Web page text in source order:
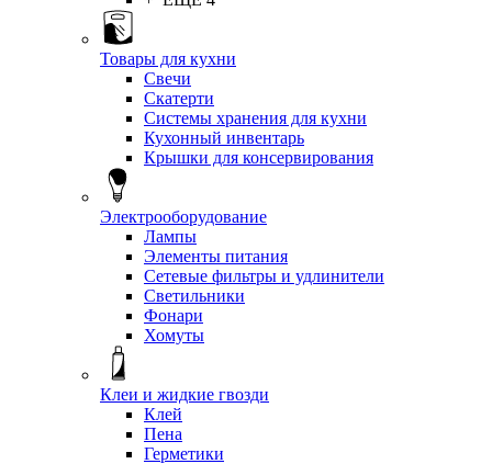
Товары для кухни
Свечи
Скатерти
Системы хранения для кухни
Кухонный инвентарь
Крышки для консервирования
Электрооборудование
Лампы
Элементы питания
Сетевые фильтры и удлинители
Светильники
Фонари
Хомуты
Клеи и жидкие гвозди
Клей
Пена
Герметики